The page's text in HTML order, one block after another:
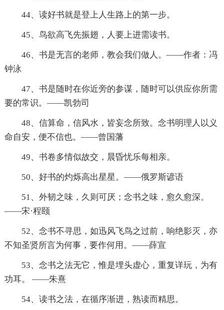
44、读好书就是登上人生路上的第一步。
45、鸟欲高飞先振翅，人要上进需读书。
46、书是无言的老师，教会我们做人。——作者：冯
钟泳
47、书是随时在你近旁的参谋，随时可以供应你所需
要的常识。——凯勃司
48、信算命，信风水，皆妄念所致。念书明理人以义
命自安，便不信也。——曾国藩
49、书卷多情似故交，晨昏忧乐每相亲。
50、好书的灼烁高出星星。——俄罗斯谚语
51、外韧之味，久则可厌；念书之味，愈久愈深。
——宋·程颐
52、念书不寻思，如迅风飞鸟之过前，响绝影灭，亦
不知圣贤所言为何事，要作何用。——薛宣
53、念书之法无它，惟是埋头虚心，重复详玩，为有
功耳。 ——朱熹
54、读书之法，在循序渐进，熟读而精思。